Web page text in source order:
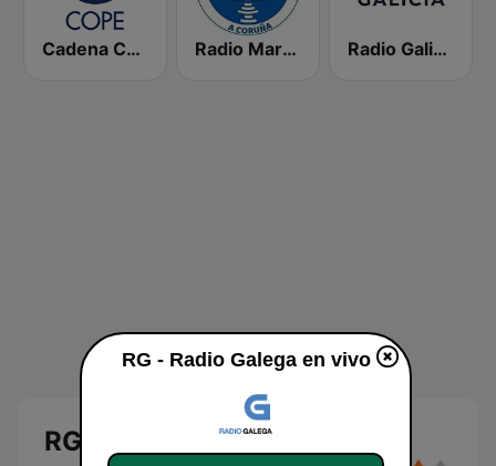
Cadena COPE Radio Marca Coruña Radio Galicia SER
RG - Radio Galega
RG - Radio Galega en vivo